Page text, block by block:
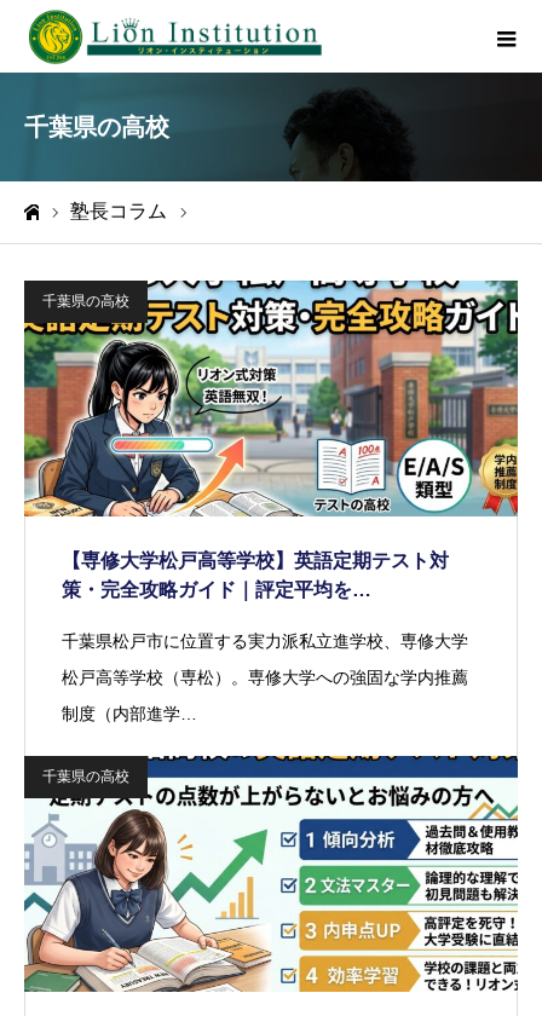
千葉県の高校
塾長コラム
千葉県の高校
【専修大学松戸高等学校】英語定期テスト対
策・完全攻略ガイド｜評定平均を…
千葉県松戸市に位置する実力派私立進学校、専修大学
松戸高等学校（専松）。専修大学への強固な学内推薦
制度（内部進学…
千葉県の高校